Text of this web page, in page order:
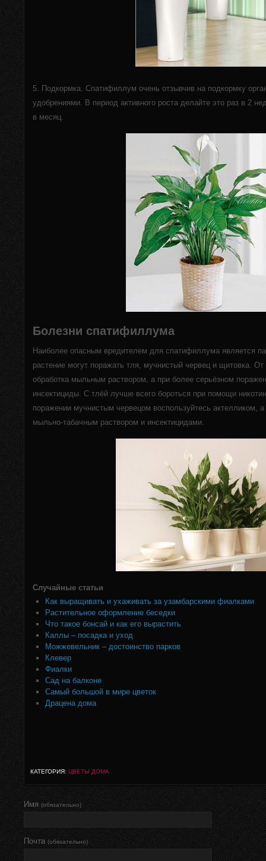
5. Подкормка. Спатифиллум очень отзывчив на подкормку
удобрениями. В период активного роста делайте это раз в 2
в месяц.
Болезни спатифиллума
Наиболее опасным вредителем для спатифиллума является
растение могут поражать тля, мучнистый червец и щитовка.
обработка мыльным раствором, а при более серьёзном
инсектициды. С тлёй лучше всего бороться при помощи
поражении мучнистым червецом воспользуйтесь актелликом,
мыльно-табачным раствором и инсектицидами.
Случайные статьи
Как выращивать и ухаживать за узамбарскими фиалками
Растительное оформление беседки
Что такое бонсай и как его вырастить
Каллы – посадка и уход
Можжевельник – достоинство парков
Клевер
Фиалки
Сад на балконе
Самый большой в мире цветок
Драцена дома
КАТЕГОРИЯ: ЦВЕТЫ ДОМА
Имя(обязательно)
Почта(обязательно)